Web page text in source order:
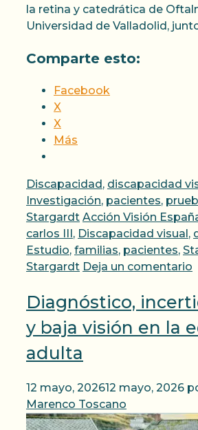
la retina y catedrática de
Universidad de Valladolid,
Comparte esto:
Facebook
X
X
Más
Categorías
Discapacidad, discapacidad
Investigación, pacientes,
Stargardt Etiquetas
Acción Visión
carlos III, Discapacidad visual,
Estudio, familias, pacientes,
Stargardt Deja un comentario
Diagnóstico,
y baja visión en la
adulta
12 mayo, 202612 mayo, 2026
Marenco Toscano